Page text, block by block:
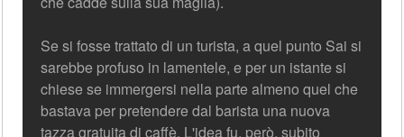
Se si fosse trattato di un turista, a quel punto Sai si
sarebbe profuso in lamentele, e per un istante si
chiese se immergersi nella parte almeno quel che
bastava per pretendere dal barista una nuova
tazza gratuita di caffè. L'idea fu, però, subito